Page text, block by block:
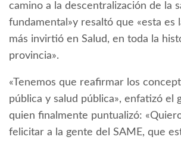
camino a la descentralización de la
fundamental»y resaltó que «esta es
más invirtió en Salud, en toda la
provincia».
«Tenemos que reafirmar los
pública y salud pública», enfatizó el
quien finalmente puntualizó:
felicitar a la gente del SAME, que